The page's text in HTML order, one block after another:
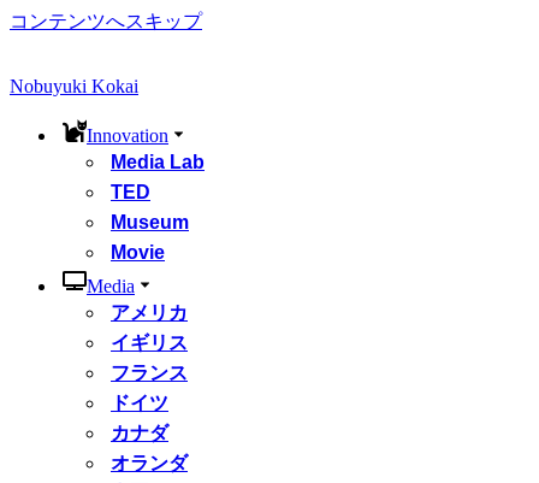
コンテンツへスキップ
Nobuyuki Kokai
Innovation
Media Lab
TED
Museum
Movie
Media
アメリカ
イギリス
フランス
ドイツ
カナダ
オランダ